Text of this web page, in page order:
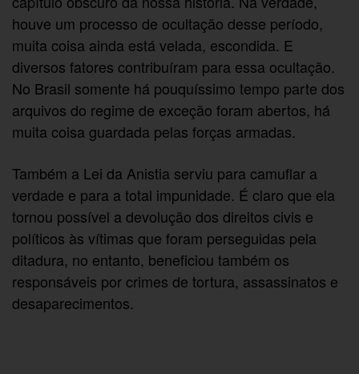
houve um processo de ocultação desse período,
muita coisa ainda está velada, escondida. E
diversos fatores contribuíram para essa ocultação.
No Brasil somente há pouquíssimo tempo parte dos
arquivos do regime de exceção foram abertos, há
muita coisa guardada pelas forças armadas.
Também a Lei da Anistia serviu para camuflar a
verdade e para a total impunidade. É claro que ela
tornou possível a devolução dos direitos civis e
políticos às vítimas que foram perseguidas pela
ditadura, no entanto, beneficiou também os
responsáveis por crimes de tortura, assassinatos e
desaparecimentos.